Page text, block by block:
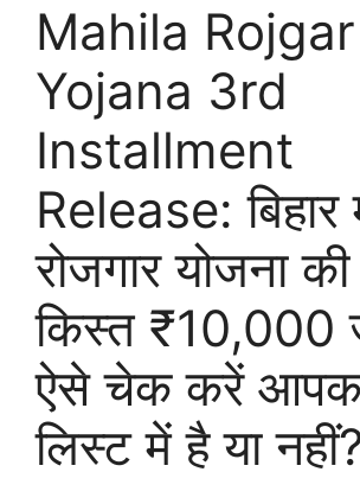
Mahila Rojgar
Yojana 3rd
Installment
Release: बिहार
रोजगार योजना की
किस्त ₹10,000
ऐसे चेक करें
लिस्ट में है या